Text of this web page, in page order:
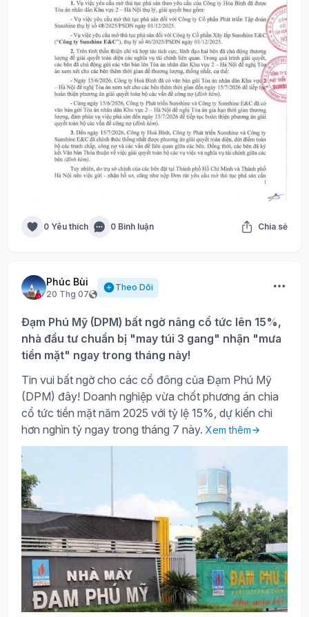
0 Yêu thích 0 Bình luận Chia sẻ
Phúc Bùi
20 Thg 07
Theo Dõi
Đạm Phú Mỹ (DPM) bất ngờ nâng cổ tức lên 15%,
nhà đầu tư chuẩn bị "may túi 3 gang" nhận "mưa
tiền mặt" ngay trong tháng này!
Tin vui bất ngờ cho các cổ đông của Đạm Phú Mỹ
(DPM) đây! Doanh nghiệp vừa chốt phương án chia
cổ tức tiền mặt năm 2025 với tỷ lệ 15%, dự kiến chi
hơn nghìn tỷ ngay trong tháng 7 này. Xem thêm